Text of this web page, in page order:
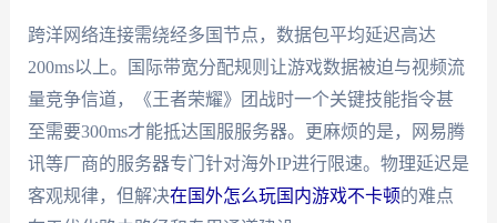
跨洋网络连接需绕经多国节点，数据包平均延迟高达
200ms以上。国际带宽分配规则让游戏数据被迫与视频流
量竞争信道，《王者荣耀》团战时一个关键技能指令甚
至需要300ms才能抵达国服服务器。更麻烦的是，网易腾
讯等厂商的服务器专门针对海外IP进行限速。物理延迟是
客观规律，但解决在国外怎么玩国内游戏不卡顿的难点